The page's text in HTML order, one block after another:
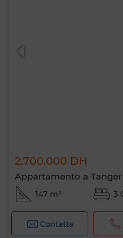
2.700.000 DH
Appartamento a
147 m² 3
Contatta